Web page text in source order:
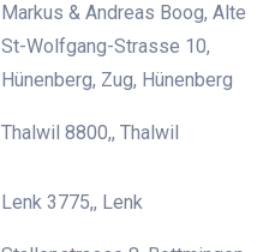
Markus & Andreas Boog, Alte
St-Wolfgang-Strasse 10,
Hünenberg, Zug, Hünenberg
Thalwil 8800,, Thalwil
Lenk 3775,, Lenk